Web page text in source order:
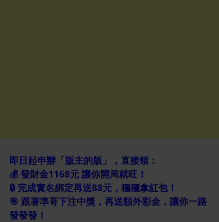
即日起申辦「版主的版」，直接領：
💰 發財金1168元 讓你開局就旺！
🔒 完成實名綁定再送88元，穩穩拿紅包！
🎯 跟著準哥下注中獎，再送額外彩金，讓你一路
發發發！